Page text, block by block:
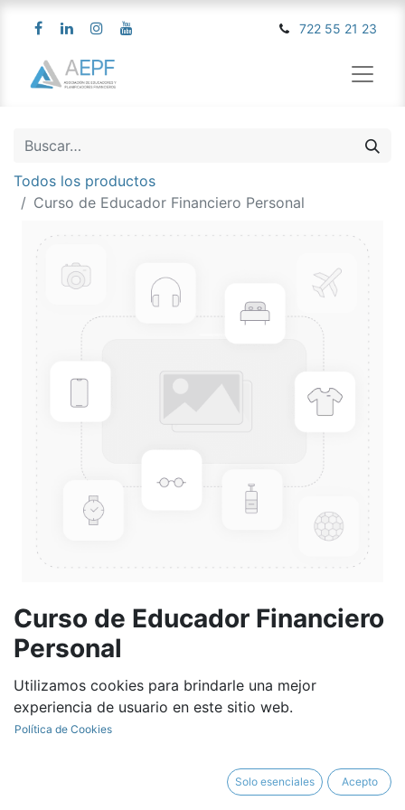
722 55 21 23
Todos los productos
Curso de Educador Financiero Personal
Curso de Educador Financiero
Personal
1.276,86€
AÑADIR AL CARRITO
Utilizamos cookies para brindarle una mejor
experiencia de usuario en este sitio web.
Política de Cookies
Solo esenciales Acepto